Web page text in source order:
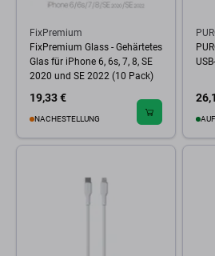
FixPremium
FixPremium Glass - Gehärtetes
Glas für iPhone 6, 6s, 7, 8, SE
2020 und SE 2022 (10 Pack)
19,33 €
NACHESTELLUNG